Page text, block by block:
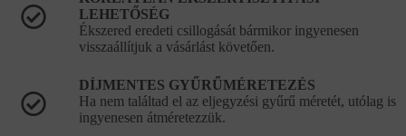
LEHETŐSÉG
Ékszered eredeti csillogását bármikor ingyenesen
visszaállítjuk a vásárlást követően.
DÍJMENTES GYŰRŰMÉRETEZÉS
Ha nem találtad el az eljegyzési gyűrű méretét, utólag is
ingyenesen átméretezzük.